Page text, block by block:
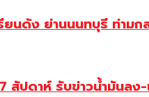
นดัง ย่านนนทบุรี ท่ามก
ปดาห์ รับข่าวน้ำมันลง